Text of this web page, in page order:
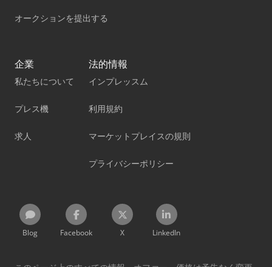
オークションを提出する
企業
私たちについて
プレス機
求人
法的情報
インプレッスム
利用規約
マーケットプレイスの規則
プライバシーポリシー
Blog Facebook X LinkedIn